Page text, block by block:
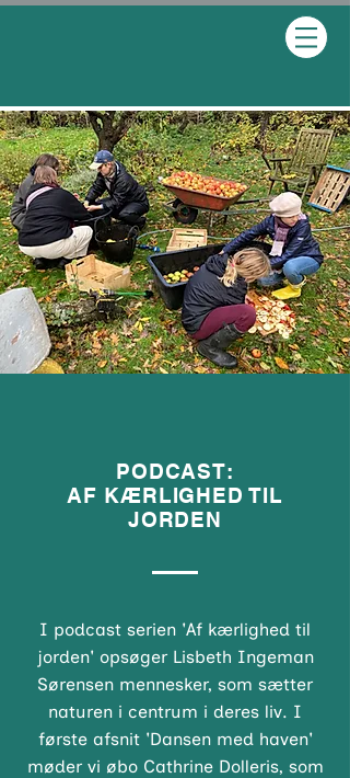
PODCAST:
AF KÆRLIGHED TIL
JORDEN
I podcast serien 'Af kærlighed til
jorden' opsøger Lisbeth Ingeman
Sørensen mennesker, som sætter
naturen i centrum i deres liv. I
første afsnit 'Dansen med haven'
møder vi øbo Cathrine Dolleris, som